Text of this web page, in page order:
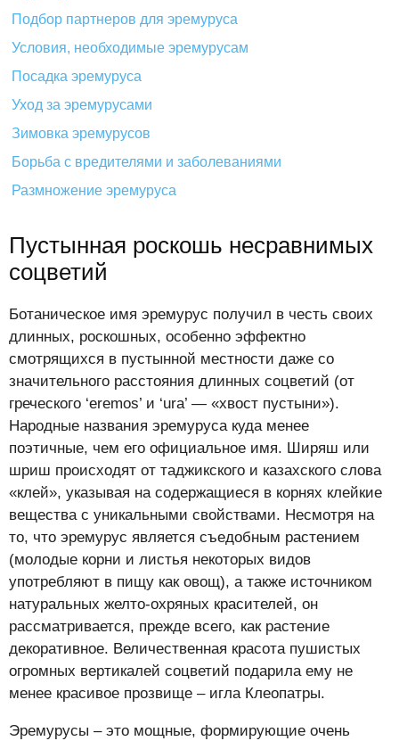
Подбор партнеров для эремуруса
Условия, необходимые эремурусам
Посадка эремуруса
Уход за эремурусами
Зимовка эремурусов
Борьба с вредителями и заболеваниями
Размножение эремуруса
Пустынная роскошь несравнимых
соцветий
Ботаническое имя эремурус получил в честь своих
длинных, роскошных, особенно эффектно
смотрящихся в пустынной местности даже со
значительного расстояния длинных соцветий (от
греческого ‘eremos’ и ‘ura’ — «хвост пустыни»).
Народные названия эремуруса куда менее
поэтичные, чем его официальное имя. Ширяш или
шриш происходят от таджикского и казахского слова
«клей», указывая на содержащиеся в корнях клейкие
вещества с уникальными свойствами. Несмотря на
то, что эремурус является съедобным растением
(молодые корни и листья некоторых видов
употребляют в пищу как овощ), а также источником
натуральных желто-охряных красителей, он
рассматривается, прежде всего, как растение
декоративное. Величественная красота пушистых
огромных вертикалей соцветий подарила ему не
менее красивое прозвище – игла Клеопатры.
Эремурусы – это мощные, формирующие очень